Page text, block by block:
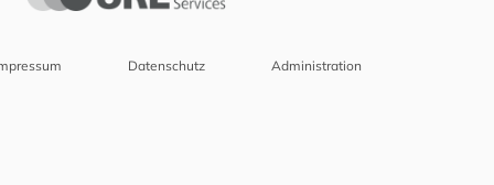
Datenschutz Administration